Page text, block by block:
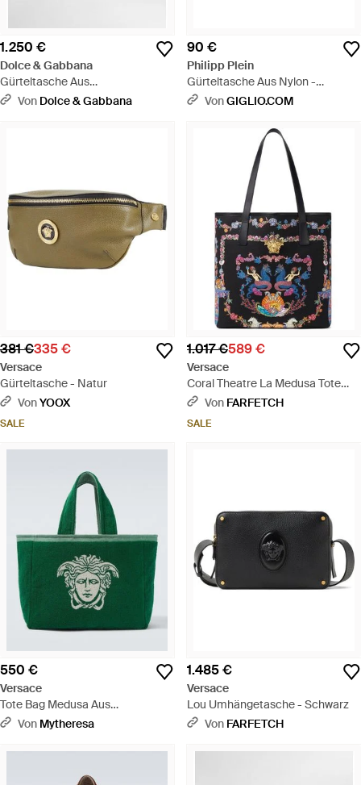
1.250 €
Dolce & Gabbana
Gürteltasche Aus
Kalbsnappaleder - Schwarz
Von Dolce & Gabbana
90 €
Philipp Plein
Gürteltasche Aus Nylon -
Schwarz
VonGIGLIO.COM
381 €335 €
Versace
Gürteltasche - Natur
VonYOOX
SALE
1.017 €589 €
Versace
Coral Theatre La Medusa Tote
Bag Aus Canvas - Schwarz
Von FARFETCH
SALE
550 €
Versace
Tote Bag Medusa Aus
Baumwollfrottee - Grün
Von Mytheresa
1.485 €
Versace
Lou Umhängetasche - Schwarz
Von FARFETCH